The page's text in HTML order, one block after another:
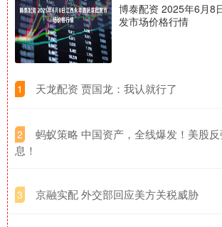
博泰配资 2025年6月8
发市场价格行情
1 ​天龙配资 贾国龙：我认就行了
2
蚂蚁策略 中国资产，全线爆发！美股
息！
3 ​京融实配 外交部回应美方关税威胁